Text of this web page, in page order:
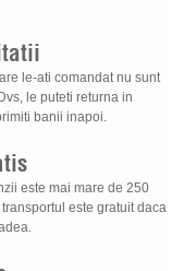
le-ati comandat nu sunt
le puteti returna in
banii inapoi.
este mai mare de 250
este gratuit daca